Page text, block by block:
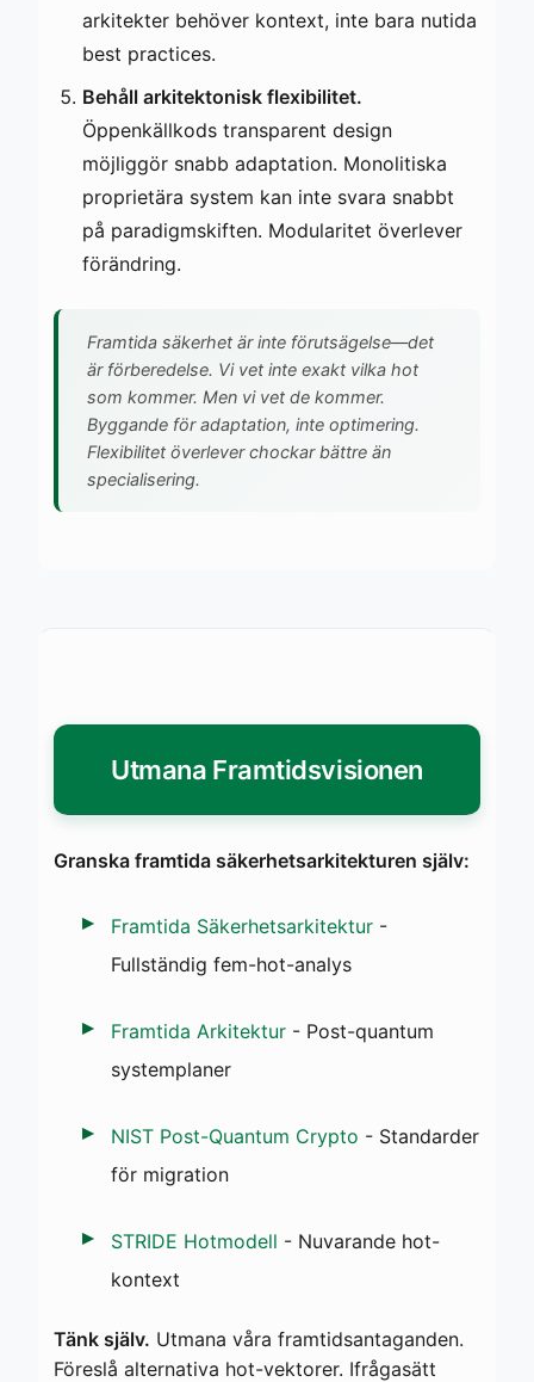
arkitekter behöver kontext, inte bara nutida
best practices.
Behåll arkitektonisk flexibilitet.
Öppenkällkods transparent design
möjliggör snabb adaptation. Monolitiska
proprietära system kan inte svara snabbt
på paradigmskiften. Modularitet överlever
förändring.
Framtida säkerhet är inte förutsägelse—det
är förberedelse. Vi vet inte exakt vilka hot
som kommer. Men vi vet de kommer.
Byggande för adaptation, inte optimering.
Flexibilitet överlever chockar bättre än
specialisering.
Utmana Framtidsvisionen
Granska framtida säkerhetsarkitekturen själv:
Framtida Säkerhetsarkitektur -
Fullständig fem-hot-analys
Framtida Arkitektur - Post-quantum
systemplaner
NIST Post-Quantum Crypto - Standarder
för migration
STRIDE Hotmodell - Nuvarande hot-
kontext
Tänk själv. Utmana våra framtidsantaganden.
Föreslå alternativa hot-vektorer. Ifrågasätt